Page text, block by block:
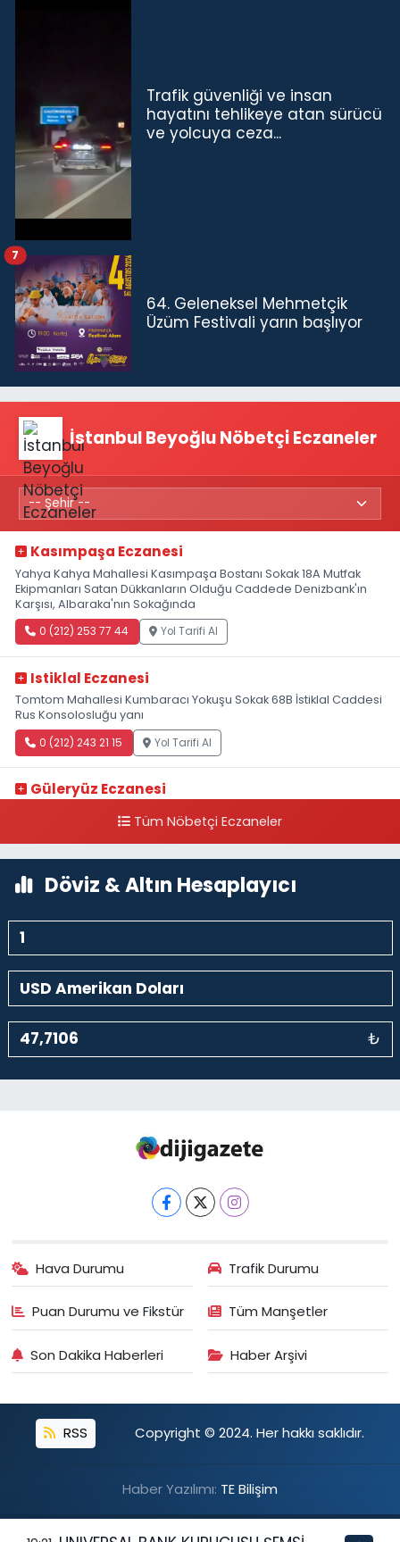
Trafik güvenliği ve insan
hayatını tehlikeye atan sürücü
ve yolcuya ceza...
64. Geleneksel Mehmetçik
Üzüm Festivali yarın başlıyor
7
İstanbul Beyoğlu Nöbetçi Eczaneler
Kasımpaşa Eczanesi
Yahya Kahya Mahallesi Kasımpaşa Bostanı Sokak 18A Mutfak
Ekipmanları Satan Dükkanların Olduğu Caddede Denizbank'ın
Karşısı, Albaraka'nın Sokağında
0 (212) 253 77 44 Yol Tarifi Al
Istiklal Eczanesi
Tomtom Mahallesi Kumbaracı Yokuşu Sokak 68B İstiklal Caddesi
Rus Konsolosluğu yanı
0 (212) 243 21 15 Yol Tarifi Al
Güleryüz Eczanesi
kalaycıbahçe Meydana DoğruTüm Nöbetçi Eczaneler
Döviz & Altın Hesaplayıcı
₺
Hava Durumu Trafik Durumu
Puan Durumu ve Fikstür Tüm Manşetler
Son Dakika Haberleri Haber Arşivi
RSS Copyright © 2024. Her hakkı saklıdır.
Haber Yazılımı: TE Bilişim